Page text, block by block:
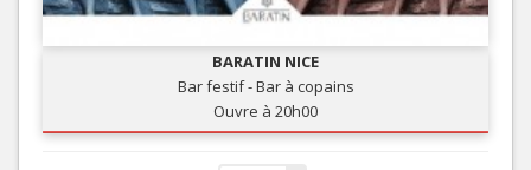
BARATIN NICE
Bar festif - Bar à copains
Ouvre à 20h00